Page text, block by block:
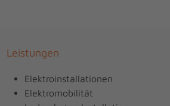
Leistungen
Elektroinstallationen
Elektromobilität